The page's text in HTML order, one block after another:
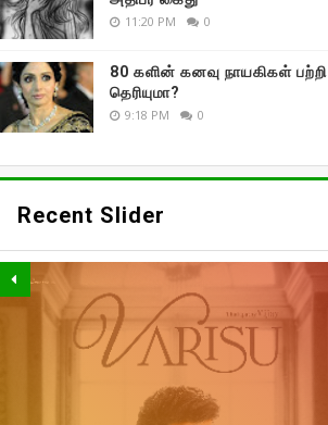
11:20 PM 0
80 களின் கனவு நாயகிகள் பற்றி
தெரியுமா?
9:18 PM 0
Recent Slider